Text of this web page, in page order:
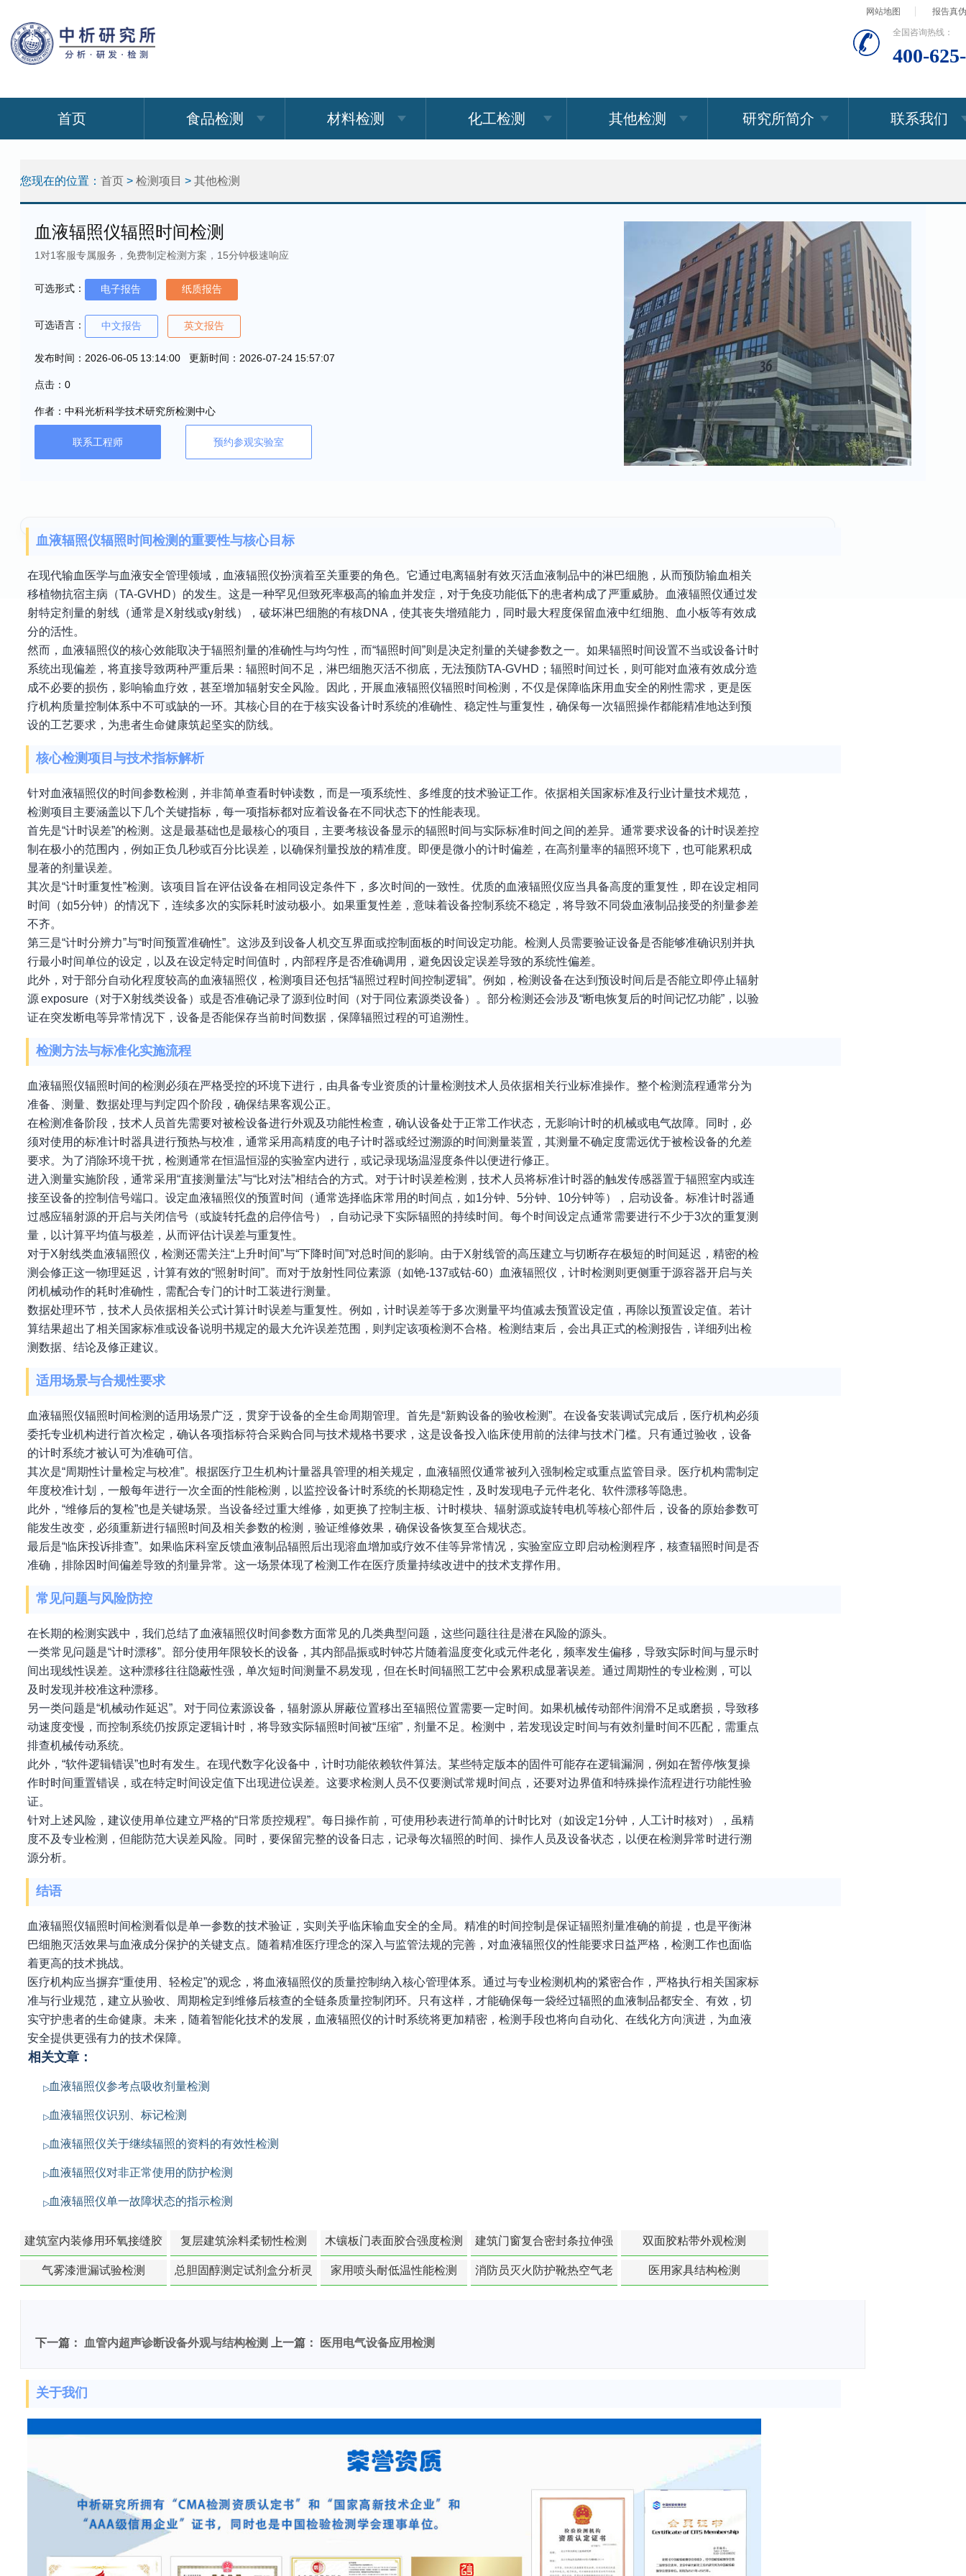
网站地图 报告真
全国咨询热线：
400-
首页 食品检测 材料检测 化工检测 其他检测 研究所简介 联系我们
您现在的位置： 首页 > 检测项目 > 其他检测
血液辐照仪辐照时间检测
1对1客服专属服务，免费制定检测方案，15分钟极速响应
可选形式： 电子报告 纸质报告
可选语言： 中文报告 英文报告
发布时间：2026-06-05 13:14:00 更新时间：2026-07-24 15:57:07
点击：0
作者：中科光析科学技术研究所检测中心
联系工程师 预约参观实验室
血液辐照仪辐照时间检测的重要性与核心目标
在现代输血医学与血液安全管理领域，血液辐照仪扮演着至关重要的角色。它通过电离辐射有效灭活血液制品中的淋巴细胞，从而预防输血相关
移植物抗宿主病（TA-GVHD）的发生。这是一种罕见但致死率极高的输血并发症，对于免疫功能低下的患者构成了严重威胁。血液辐照仪通过发
射特定剂量的射线（通常是X射线或γ射线），破坏淋巴细胞的有核DNA，使其丧失增殖能力，同时最大程度保留血液中红细胞、血小板等有效成
分的活性。
然而，血液辐照仪的核心效能取决于辐照剂量的准确性与均匀性，而“辐照时间”则是决定剂量的关键参数之一。如果辐照时间设置不当或设备计时
系统出现偏差，将直接导致两种严重后果：辐照时间不足，淋巴细胞灭活不彻底，无法预防TA-GVHD；辐照时间过长，则可能对血液有效成分造
成不必要的损伤，影响输血疗效，甚至增加辐射安全风险。因此，开展血液辐照仪辐照时间检测，不仅是保障临床用血安全的刚性需求，更是医
疗机构质量控制体系中不可或缺的一环。其核心目的在于核实设备计时系统的准确性、稳定性与重复性，确保每一次辐照操作都能精准地达到预
设的工艺要求，为患者生命健康筑起坚实的防线。
核心检测项目与技术指标解析
针对血液辐照仪的时间参数检测，并非简单查看时钟读数，而是一项系统性、多维度的技术验证工作。依据相关国家标准及行业计量技术规范，
检测项目主要涵盖以下几个关键指标，每一项指标都对应着设备在不同状态下的性能表现。
首先是“计时误差”的检测。这是最基础也是最核心的项目，主要考核设备显示的辐照时间与实际标准时间之间的差异。通常要求设备的计时误差控
制在极小的范围内，例如正负几秒或百分比误差，以确保剂量投放的精准度。即便是微小的计时偏差，在高剂量率的辐照环境下，也可能累积成
显著的剂量误差。
其次是“计时重复性”检测。该项目旨在评估设备在相同设定条件下，多次时间的一致性。优质的血液辐照仪应当具备高度的重复性，即在设定相同
时间（如5分钟）的情况下，连续多次的实际耗时波动极小。如果重复性差，意味着设备控制系统不稳定，将导致不同袋血液制品接受的剂量参差
不齐。
第三是“计时分辨力”与“时间预置准确性”。这涉及到设备人机交互界面或控制面板的时间设定功能。检测人员需要验证设备是否能够准确识别并执
行最小时间单位的设定，以及在设定特定时间值时，内部程序是否准确调用，避免因设定误差导致的系统性偏差。
此外，对于部分自动化程度较高的血液辐照仪，检测项目还包括“辐照过程时间控制逻辑”。例如，检测设备在达到预设时间后是否能立即停止辐射
源 exposure（对于X射线类设备）或是否准确记录了源到位时间（对于同位素源类设备）。部分检测还会涉及“断电恢复后的时间记忆功能”，以验
证在突发断电等异常情况下，设备是否能保存当前时间数据，保障辐照过程的可追溯性。
检测方法与标准化实施流程
血液辐照仪辐照时间的检测必须在严格受控的环境下进行，由具备专业资质的计量检测技术人员依据相关行业标准操作。整个检测流程通常分为
准备、测量、数据处理与判定四个阶段，确保结果客观公正。
在检测准备阶段，技术人员首先需要对被检设备进行外观及功能性检查，确认设备处于正常工作状态，无影响计时的机械或电气故障。同时，必
须对使用的标准计时器具进行预热与校准，通常采用高精度的电子计时器或经过溯源的时间测量装置，其测量不确定度需远优于被检设备的允差
要求。为了消除环境干扰，检测通常在恒温恒湿的实验室内进行，或记录现场温湿度条件以便进行修正。
进入测量实施阶段，通常采用“直接测量法”与“比对法”相结合的方式。对于计时误差检测，技术人员将标准计时器的触发传感器置于辐照室内或连
接至设备的控制信号端口。设定血液辐照仪的预置时间（通常选择临床常用的时间点，如1分钟、5分钟、10分钟等），启动设备。标准计时器通
过感应辐射源的开启与关闭信号（或旋转托盘的启停信号），自动记录下实际辐照的持续时间。每个时间设定点通常需要进行不少于3次的重复测
量，以计算平均值与极差，从而评估计误差与重复性。
对于X射线类血液辐照仪，检测还需关注“上升时间”与“下降时间”对总时间的影响。由于X射线管的高压建立与切断存在极短的时间延迟，精密的检
测会修正这一物理延迟，计算有效的“照射时间”。而对于放射性同位素源（如铯-137或钴-60）血液辐照仪，计时检测则更侧重于源容器开启与关
闭机械动作的耗时准确性，需配合专门的计时工装进行测量。
数据处理环节，技术人员依据相关公式计算计时误差与重复性。例如，计时误差等于多次测量平均值减去预置设定值，再除以预置设定值。若计
算结果超出了相关国家标准或设备说明书规定的最大允许误差范围，则判定该项检测不合格。检测结束后，会出具正式的检测报告，详细列出检
测数据、结论及修正建议。
适用场景与合规性要求
血液辐照仪辐照时间检测的适用场景广泛，贯穿于设备的全生命周期管理。首先是“新购设备的验收检测”。在设备安装调试完成后，医疗机构必须
委托专业机构进行首次检定，确认各项指标符合采购合同与技术规格书要求，这是设备投入临床使用前的法律与技术门槛。只有通过验收，设备
的计时系统才被认可为准确可信。
其次是“周期性计量检定与校准”。根据医疗卫生机构计量器具管理的相关规定，血液辐照仪通常被列入强制检定或重点监管目录。医疗机构需制定
年度校准计划，一般每年进行一次全面的性能检测，以监控设备计时系统的长期稳定性，及时发现电子元件老化、软件漂移等隐患。
此外，“维修后的复检”也是关键场景。当设备经过重大维修，如更换了控制主板、计时模块、辐射源或旋转电机等核心部件后，设备的原始参数可
能发生改变，必须重新进行辐照时间及相关参数的检测，验证维修效果，确保设备恢复至合规状态。
最后是“临床投诉排查”。如果临床科室反馈血液制品辐照后出现溶血增加或疗效不佳等异常情况，实验室应立即启动检测程序，核查辐照时间是否
准确，排除因时间偏差导致的剂量异常。这一场景体现了检测工作在医疗质量持续改进中的技术支撑作用。
常见问题与风险防控
在长期的检测实践中，我们总结了血液辐照仪时间参数方面常见的几类典型问题，这些问题往往是潜在风险的源头。
一类常见问题是“计时漂移”。部分使用年限较长的设备，其内部晶振或时钟芯片随着温度变化或元件老化，频率发生偏移，导致实际时间与显示时
间出现线性误差。这种漂移往往隐蔽性强，单次短时间测量不易发现，但在长时间辐照工艺中会累积成显著误差。通过周期性的专业检测，可以
及时发现并校准这种漂移。
另一类问题是“机械动作延迟”。对于同位素源设备，辐射源从屏蔽位置移出至辐照位置需要一定时间。如果机械传动部件润滑不足或磨损，导致移
动速度变慢，而控制系统仍按原定逻辑计时，将导致实际辐照时间被“压缩”，剂量不足。检测中，若发现设定时间与有效剂量时间不匹配，需重点
排查机械传动系统。
此外，“软件逻辑错误”也时有发生。在现代数字化设备中，计时功能依赖软件算法。某些特定版本的固件可能存在逻辑漏洞，例如在暂停/恢复操
作时时间重置错误，或在特定时间设定值下出现进位误差。这要求检测人员不仅要测试常规时间点，还要对边界值和特殊操作流程进行功能性验
证。
针对上述风险，建议使用单位建立严格的“日常质控规程”。每日操作前，可使用秒表进行简单的计时比对（如设定1分钟，人工计时核对），虽精
度不及专业检测，但能防范大误差风险。同时，要保留完整的设备日志，记录每次辐照的时间、操作人员及设备状态，以便在检测异常时进行溯
源分析。
结语
血液辐照仪辐照时间检测看似是单一参数的技术验证，实则关乎临床输血安全的全局。精准的时间控制是保证辐照剂量准确的前提，也是平衡淋
巴细胞灭活效果与血液成分保护的关键支点。随着精准医疗理念的深入与监管法规的完善，对血液辐照仪的性能要求日益严格，检测工作也面临
着更高的技术挑战。
医疗机构应当摒弃“重使用、轻检定”的观念，将血液辐照仪的质量控制纳入核心管理体系。通过与专业检测机构的紧密合作，严格执行相关国家标
准与行业规范，建立从验收、周期检定到维修后核查的全链条质量控制闭环。只有这样，才能确保每一袋经过辐照的血液制品都安全、有效，切
实守护患者的生命健康。未来，随着智能化技术的发展，血液辐照仪的计时系统将更加精密，检测手段也将向自动化、在线化方向演进，为血液
安全提供更强有力的技术保障。
相关文章：
血液辐照仪参考点吸收剂量检测
血液辐照仪识别、标记检测
血液辐照仪关于继续辐照的资料的有效性检测
血液辐照仪对非正常使用的防护检测
血液辐照仪单一故障状态的指示检测
建筑室内装修用环氧接缝胶
苯含量检测
复层建筑涂料柔韧性检测 木镶板门表面胶合强度检测
建筑门窗复合密封条拉伸强
度-硬质塑料材料检测
双面胶粘带外观检测
气雾漆泄漏试验检测
总胆固醇测定试剂盒分析灵
家用喷头耐低温性能检测
消防员灭火防护靴热空气老
医用家具结构检测
下一篇： 血管内超声诊断设备外观与结构检测 上一篇： 医用电气设备应用检测
关于我们